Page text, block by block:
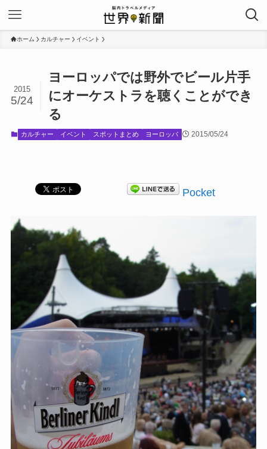
ホーム カルチャー イベント
ヨーロッパでは野外でビール片手
にオーケストラを聴くことができ
る
2015
5/24
カルチャー イベント スポットまとめ ヨーロッパ 2015/05/24
Pocket